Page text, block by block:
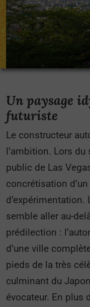
Un paysage
futuriste
Le constructeur
l’ambition. Lors du
public de Las
concrétisation
d’expérimentation.
semble aller au-
prédilection :
d’une ville
pieds de la très
culminant du
évocateur. En plus